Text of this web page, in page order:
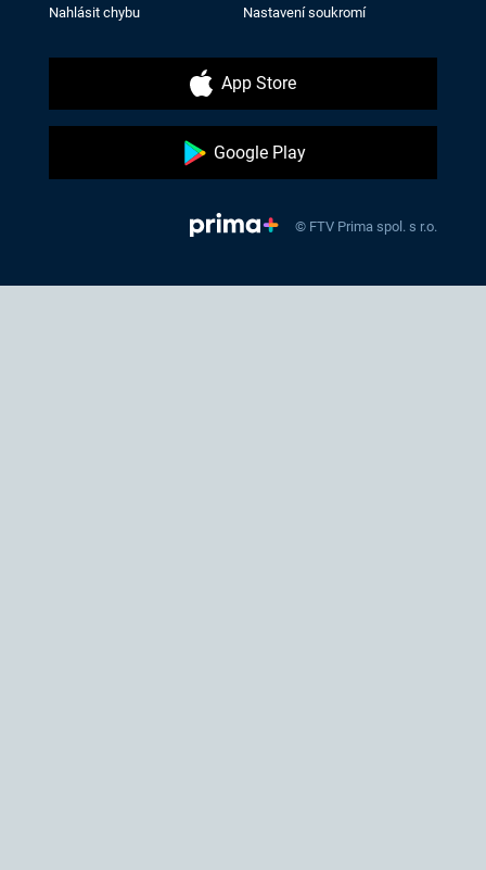
Nahlásit chybu Nastavení soukromí
App Store
Google Play
© FTV Prima spol. s r.o.